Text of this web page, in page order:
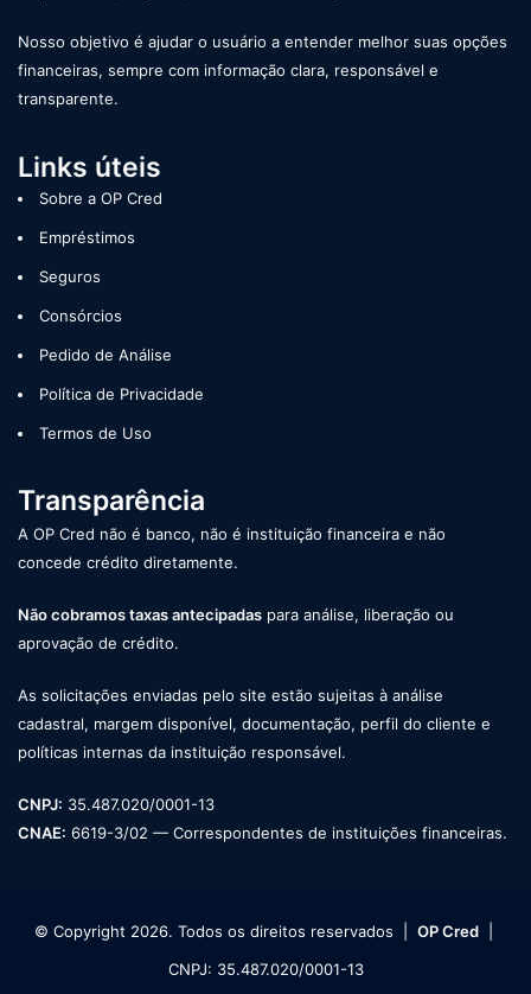
Nosso objetivo é ajudar o usuário a entender melhor suas opções
financeiras, sempre com informação clara, responsável e
transparente.
Links úteis
Sobre a OP Cred
Empréstimos
Seguros
Consórcios
Pedido de Análise
Política de Privacidade
Termos de Uso
Transparência
A OP Cred não é banco, não é instituição financeira e não
concede crédito diretamente.
Não cobramos taxas antecipadas para análise, liberação ou
aprovação de crédito.
As solicitações enviadas pelo site estão sujeitas à análise
cadastral, margem disponível, documentação, perfil do cliente e
políticas internas da instituição responsável.
CNPJ: 35.487.020/0001-13
CNAE: 6619-3/02 — Correspondentes de instituições financeiras.
© Copyright 2026. Todos os direitos reservados | OP Cred|
CNPJ: 35.487.020/0001-13